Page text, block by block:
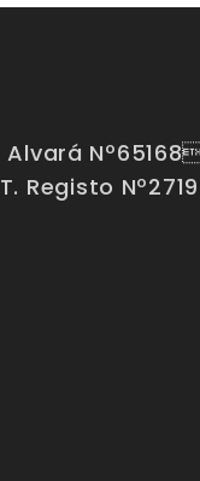
Alvará
T. Registo